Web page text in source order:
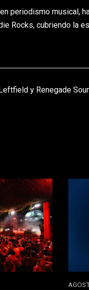
periodismo musical,
Rocks, cubriendo la
y Renegade